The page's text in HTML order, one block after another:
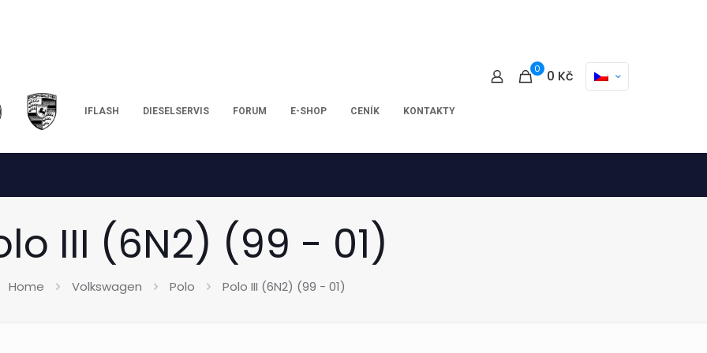
IFLASH DIESELSERVIS FORUM E-SHOP CENÍK KONTAKTY
0 0 Kč
III (6N2) (99 - 01)
Home Volkswagen Polo Polo III (6N2) (99 - 01)